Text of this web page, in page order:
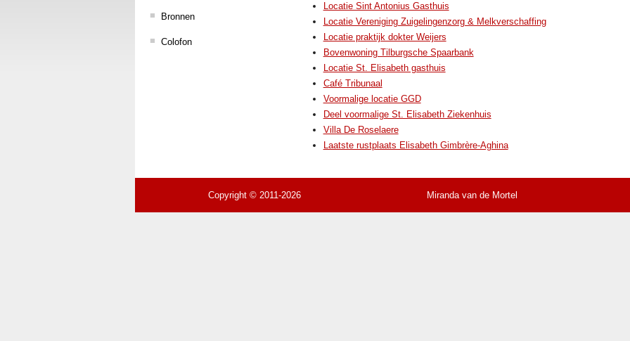
Bronnen
Colofon
Locatie Sint Antonius Gasthuis
Locatie Vereniging Zuigelingenzorg & Melkverschaffing
Locatie praktijk dokter Weijers
Bovenwoning Tilburgsche Spaarbank
Locatie St. Elisabeth gasthuis
Café Tribunaal
Voormalige locatie GGD
Deel voormalige St. Elisabeth Ziekenhuis
Villa De Roselaere
Laatste rustplaats Elisabeth Gimbrère-Aghina
Copyright © 2011-2026 Miranda van de Mortel